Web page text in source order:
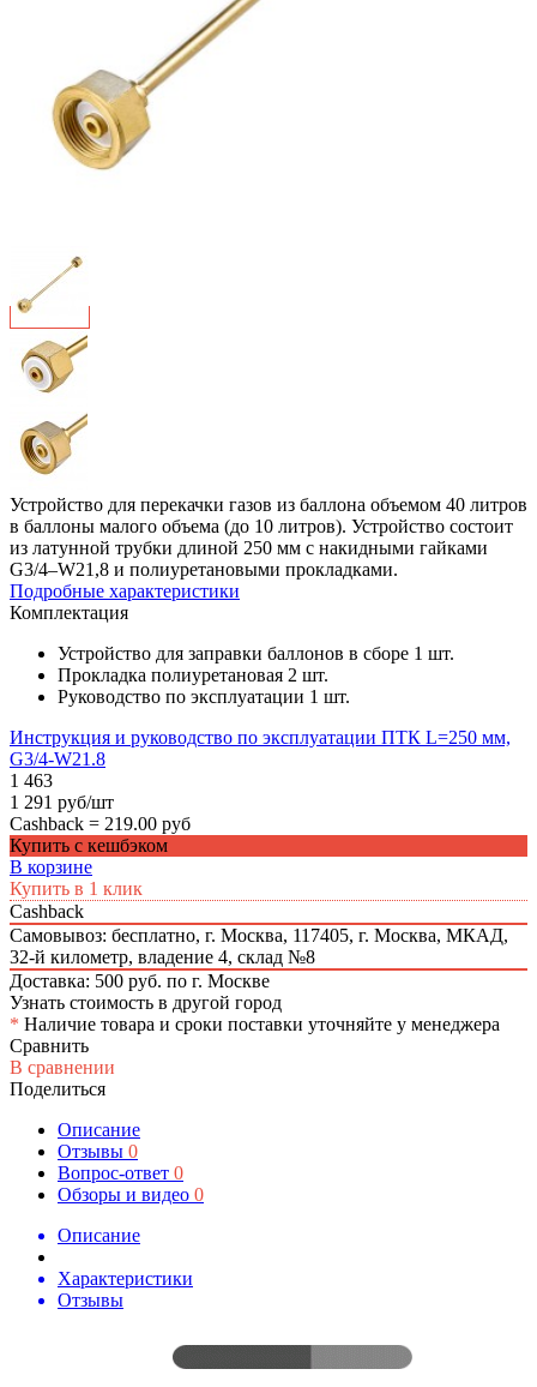
Устройство для перекачки газов из баллона объемом 40 литров
в баллоны малого объема (до 10 литров). Устройство состоит
из латунной трубки длиной 250 мм с накидными гайками
G3/4–W21,8 и полиуретановыми прокладками.
Подробные характеристики
Комплектация
Устройство для заправки баллонов в сборе 1 шт.
Прокладка полиуретановая 2 шт.
Руководство по эксплуатации 1 шт.
Инструкция и руководство по эксплуатации ПТК L=250 мм,
G3/4-W21.8
1 463
1 291 руб/шт
Cashback = 219.00 руб
Купить с кешбэком
В корзине
Купить в 1 клик
Cashback
Самовывоз: бесплатно, г. Москва, 117405, г. Москва, МКАД,
32-й километр, владение 4, склад №8
Доставка: 500 руб. по г. Москве
Узнать стоимость в другой город
* Наличие товара и сроки поставки уточняйте у менеджера
Сравнить
В сравнении
Поделиться
Описание
Отзывы 0
Вопрос-ответ 0
Обзоры и видео 0
Описание
Характеристики
Отзывы